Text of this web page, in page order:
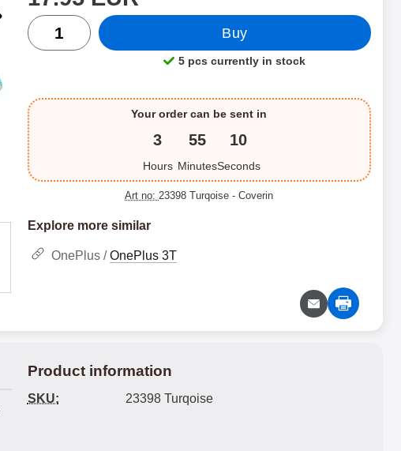
quantity
Buy
Product availability:
5 pcs currently in stock
Your order can be sent in
3
Hours
55
Minutes
9
Seconds
Art no:23398 Turqoise- Coverin
Explore more similar
OnePlus /OnePlus 3T
Product information
SKU: 23398 Turqoise